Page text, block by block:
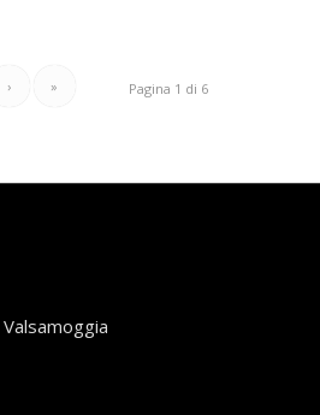
Pagina 1 di 6
› »